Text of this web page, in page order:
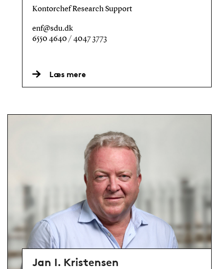
Kontorchef Research Support
enf@sdu.dk
6550 4640 / 4047 3773
Læs mere
Jan I. Kristensen